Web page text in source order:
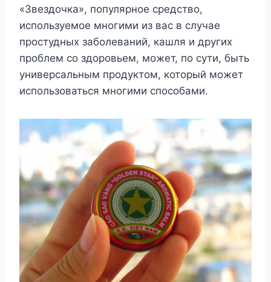
«Звездочка», популярное средство,
используемое многими из вас в случае
простудных заболеваний, кашля и других
проблем со здоровьем, может, по сути, быть
универсальным продуктом, который может
использоваться многими способами.